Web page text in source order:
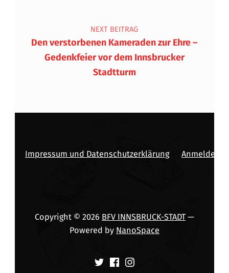
NEXT BEITRAG
Den verstorbenen Kameraden zur Ehre –
Gedenkfeier vor dem Innsbrucker
Stadtturm
Impressum und Datenschutzerklärung Anmelden
Copyright © 2026 BFV INNSBRUCK-STADT—
Powered by NanoSpace